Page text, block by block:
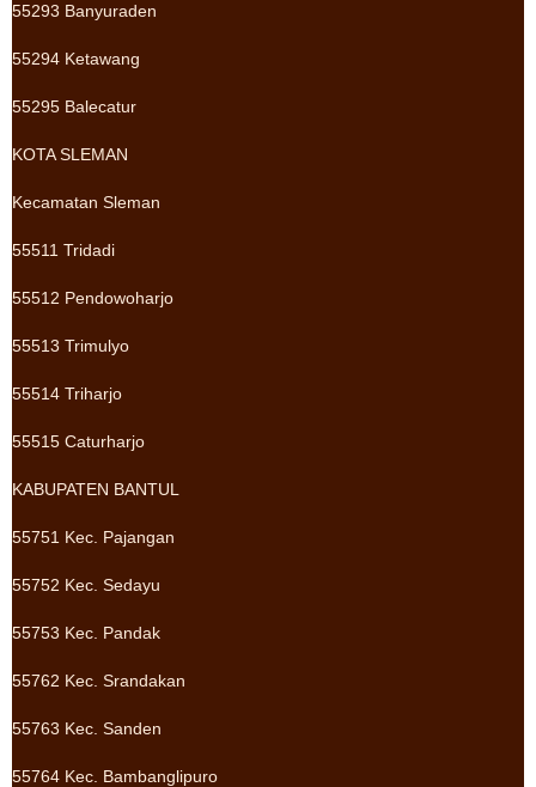
55293 Banyuraden
55294 Ketawang
55295 Balecatur
KOTA SLEMAN
Kecamatan Sleman
55511 Tridadi
55512 Pendowoharjo
55513 Trimulyo
55514 Triharjo
55515 Caturharjo
KABUPATEN BANTUL
55751 Kec. Pajangan
55752 Kec. Sedayu
55753 Kec. Pandak
55762 Kec. Srandakan
55763 Kec. Sanden
55764 Kec. Bambanglipuro